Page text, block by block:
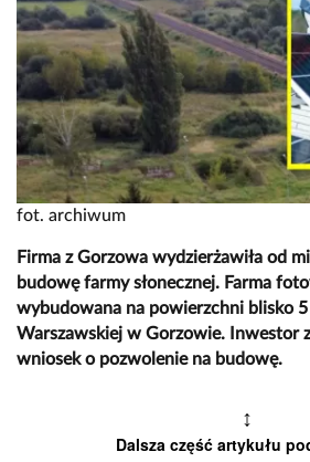
fot. archiwum
Firma z Gorzowa wydzierżawiła od
budowę farmy słonecznej. Farma
wybudowana na powierzchni blisko
Warszawskiej w Gorzowie. Inwestor
wniosek o pozwolenie na budowę.
↕
Dalsza część artykułu